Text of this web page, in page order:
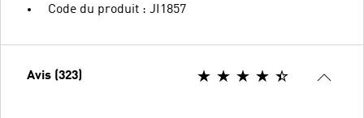
Code du produit : JI1857
Avis (323)